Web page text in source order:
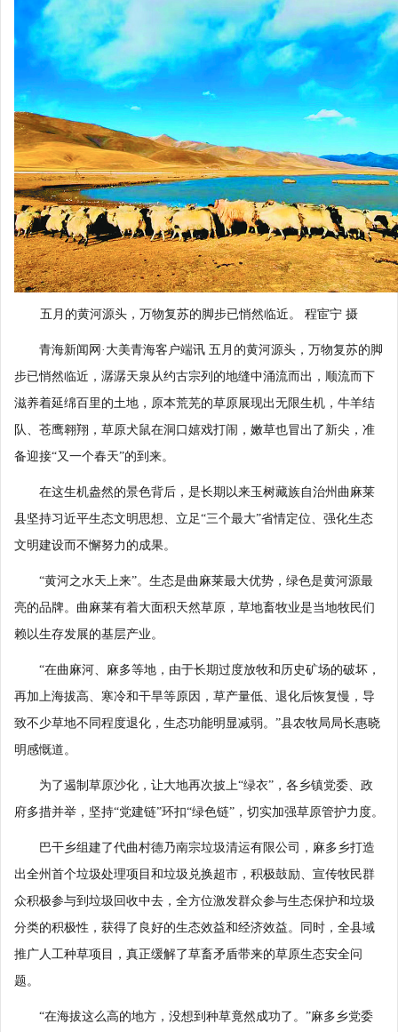
五月的黄河源头，万物复苏的脚步已悄然临近。 程宦宁 摄
青海新闻网·大美青海客户端讯 五月的黄河源头，万物复苏的脚
步已悄然临近，潺潺天泉从约古宗列的地缝中涌流而出，顺流而下
滋养着延绵百里的土地，原本荒芜的草原展现出无限生机，牛羊结
队、苍鹰翱翔，草原犬鼠在洞口嬉戏打闹，嫩草也冒出了新尖，准
备迎接“又一个春天”的到来。
在这生机盎然的景色背后，是长期以来玉树藏族自治州曲麻莱
县坚持习近平生态文明思想、立足“三个最大”省情定位、强化生态
文明建设而不懈努力的成果。
“黄河之水天上来”。生态是曲麻莱最大优势，绿色是黄河源最
亮的品牌。曲麻莱有着大面积天然草原，草地畜牧业是当地牧民们
赖以生存发展的基层产业。
“在曲麻河、麻多等地，由于长期过度放牧和历史矿场的破坏，
再加上海拔高、寒冷和干旱等原因，草产量低、退化后恢复慢，导
致不少草地不同程度退化，生态功能明显减弱。”县农牧局局长惠晓
明感慨道。
为了遏制草原沙化，让大地再次披上“绿衣”，各乡镇党委、政
府多措并举，坚持“党建链”环扣“绿色链”，切实加强草原管护力度。
巴干乡组建了代曲村德乃南宗垃圾清运有限公司，麻多乡打造
出全州首个垃圾处理项目和垃圾兑换超市，积极鼓励、宣传牧民群
众积极参与到垃圾回收中去，全方位激发群众参与生态保护和垃圾
分类的积极性，获得了良好的生态效益和经济效益。同时，全县域
推广人工种草项目，真正缓解了草畜矛盾带来的草原生态安全问
题。
“在海拔这么高的地方，没想到种草竟然成功了。”麻多乡党委